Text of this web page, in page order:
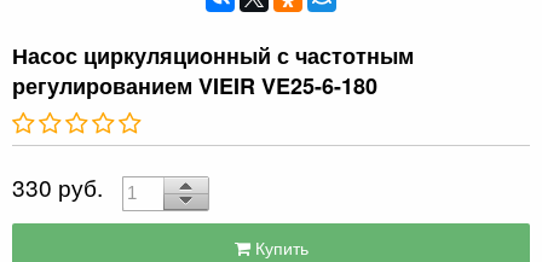
Насос циркуляционный с частотным
регулированием VIEIR VE25-6-180
330 руб.
Купить